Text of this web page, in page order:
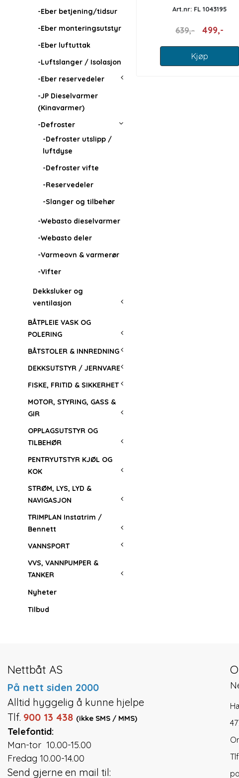
-Eber betjening/tidsur
-Eber monteringsutstyr
-Eber luftuttak
-Luftslanger / Isolasjon
-Eber reservedeler
-JP Dieselvarmer
(Kinavarmer)
-Defroster
-Defroster utslipp /
luftdyse
-Defroster vifte
-Reservedeler
-Slanger og tilbehør
-Webasto dieselvarmer
-Webasto deler
-Varmeovn & varmerør
-Vifter
Dekksluker og
ventilasjon
BÅTPLEIE VASK OG
POLERING
BÅTSTOLER & INNREDNING
DEKKSUTSTYR / JERNVARE
FISKE, FRITID & SIKKERHET
MOTOR, STYRING, GASS &
GIR
OPPLAGSUTSTYR OG
TILBEHØR
PENTRYUTSTYR KJØL OG
KOK
STRØM, LYS, LYD &
NAVIGASJON
TRIMPLAN Instatrim /
Bennett
VANNSPORT
VVS, VANNPUMPER &
TANKER
Nyheter
Tilbud
Art.nr: FL 1043195
639,- 499,-
Kjøp
Nettbåt AS
På nett siden 2000
Alltid hyggelig å kunne hjelpe
Tlf. 900 13 438 (ikke SMS / MMS)
Telefontid:
Man-tor 10.00-15.00
Fredag 10.00-14.00
Send gjerne en mail til: